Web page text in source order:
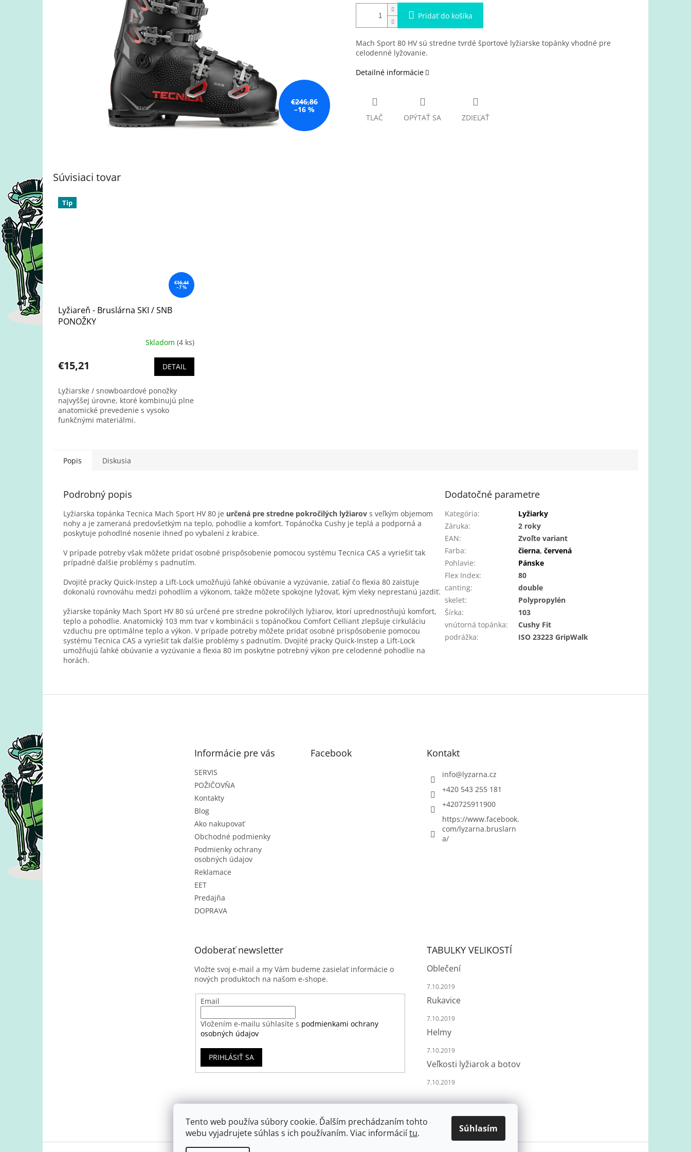
Tento web používa súbory cookie. Ďalším prechádzaním tohto
webu vyjadrujete súhlas s ich používaním. Viac informáciítu. Súhlasím
€246,86
–16 %
Pridať do košíka
Mach Sport 80 HV sú stredne tvrdé športové lyžiarske topánky vhodné pre
celodenné lyžovanie.
Detailné informácie
TLAČ OPÝTAŤ SA ZDIEĽAŤ
Súvisiaci tovar
Tip
€16,44
–7 %
Lyžiareň - Bruslárna SKI / SNB
PONOŽKY
Skladom (4 ks)
€15,21 DETAIL
Lyžiarske / snowboardové ponožky
najvyššej úrovne, ktoré kombinujú plne
anatomické prevedenie s vysoko
funkčnými materiálmi.
Popis Diskusia
Podrobný popis
Lyžiarska topánka Tecnica Mach Sport HV 80 je určená pre stredne pokročilých lyžiarov s veľkým objemom
nohy a je zameraná predovšetkým na teplo, pohodlie a komfort. Topánočka Cushy je teplá a podporná a
poskytuje pohodlné nosenie ihneď po vybalení z krabice.
V prípade potreby však môžete pridať osobné prispôsobenie pomocou systému Tecnica CAS a vyriešiť tak
prípadné ďalšie problémy s padnutím.
Dvojité pracky Quick-Instep a Lift-Lock umožňujú ľahké obúvanie a vyzúvanie, zatiaľ čo flexia 80 zaisťuje
dokonalú rovnováhu medzi pohodlím a výkonom, takže môžete spokojne lyžovať, kým vleky neprestanú jazdiť.
yžiarske topánky Mach Sport HV 80 sú určené pre stredne pokročilých lyžiarov, ktorí uprednostňujú komfort,
teplo a pohodlie. Anatomický 103 mm tvar v kombinácii s topánočkou Comfort Celliant zlepšuje cirkuláciu
vzduchu pre optimálne teplo a výkon. V prípade potreby môžete pridať osobné prispôsobenie pomocou
systému Tecnica CAS a vyriešiť tak ďalšie problémy s padnutím. Dvojité pracky Quick-Instep a Lift-Lock
umožňujú ľahké obúvanie a vyzúvanie a flexia 80 im poskytne potrebný výkon pre celodenné pohodlie na
horách.
Dodatočné parametre
Kategória:
Lyžiarky
Záruka:
2 roky
EAN:
Zvoľte variant
Farba: čierna,červená
Pohlavie:
Pánske
Flex Index:
80
canting:
double
skelet:
Polypropylén
Šírka:
103
vnútorná topánka:
Cushy Fit
podrážka: ISO 23223 GripWalk
Informácie pre vás
SERVIS
POŽIČOVŇA
Kontakty
Blog
Ako nakupovať
Obchodné podmienky
Podmienky ochrany
osobných údajov
Reklamace
EET
Predajňa
DOPRAVA
Facebook Kontakt
info@lyzarna.cz
+420 543 255 181
+420725911900
https://www.facebook.
com/lyzarna.bruslarn
a/
Odoberať newsletter
Vložte svoj e-mail a my Vám budeme zasielať informácie o
nových produktoch na našom e-shope.
Email
Vložením e-mailu súhlasíte s podmienkami ochrany
osobných údajov
PRIHLÁSIŤ SA
TABULKY VELIKOSTÍ
Oblečení
7.10.2019
Rukavice
7.10.2019
Helmy
7.10.2019
Veľkosti lyžiarok a botov
7.10.2019